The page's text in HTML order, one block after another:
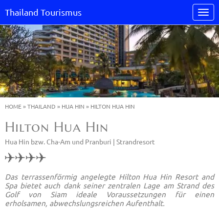
Thailand Tourismus
HOME»THAILAND » HUA HIN » HILTON HUA HIN
Hilton Hua Hin
Hua Hin bzw. Cha-Am und Pranburi | Strandresort
Das terrassenförmig angelegte Hilton Hua Hin Resort and
Spa bietet auch dank seiner zentralen Lage am Strand des
Golf von Siam ideale Voraussetzungen für einen
erholsamen, abwechslungsreichen Aufenthalt.